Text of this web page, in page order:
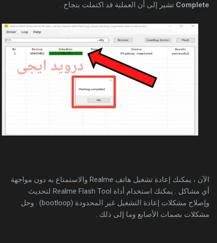
Completeتشير إلى أن العملية قد اكتملت بنجاح .
الآن ، يمكنك إعادة تشغيل هاتف Realme والاستمتاع به دون مواجهة
أي مشاكل . يمكنك استخدام أداة Realme Flash Tool لتحديث
وإصلاح مشكلات إعادة التشغيل غير المحدودة (bootloop) . وحل
مشكلات بصمات الأصابع وما إلى ذلك .